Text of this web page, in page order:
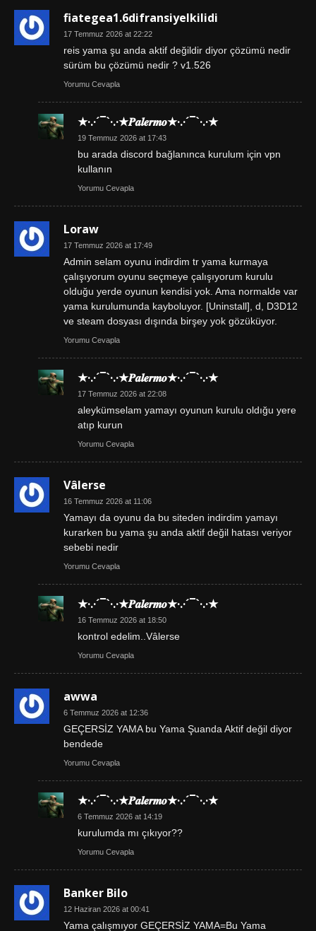
fiategea1.6difransiyelkilidi
17 Temmuz 2026 at 22:22
reis yama şu anda aktif değildir diyor çözümü nedir
sürüm bu çözümü nedir ? v1.526
Yorumu Cevapla
★·.·´¯`·.·★𝑷𝒂𝒍𝒆𝒓𝒎𝒐★·.·´¯`·.·★
19 Temmuz 2026 at 17:43
bu arada discord bağlanınca kurulum için vpn
kullanın
Yorumu Cevapla
Loraw
17 Temmuz 2026 at 17:49
Admin selam oyunu indirdim tr yama kurmaya
çalışıyorum oyunu seçmeye çalışıyorum kurulu
olduğu yerde oyunun kendisi yok. Ama normalde var
yama kurulumunda kayboluyor. [Uninstall], d, D3D12
ve steam dosyası dışında birşey yok gözüküyor.
Yorumu Cevapla
★·.·´¯`·.·★𝑷𝒂𝒍𝒆𝒓𝒎𝒐★·.·´¯`·.·★
17 Temmuz 2026 at 22:08
aleykümselam yamayı oyunun kurulu oldığu yere
atıp kurun
Yorumu Cevapla
Vâlerse
16 Temmuz 2026 at 11:06
Yamayı da oyunu da bu siteden indirdim yamayı
kurarken bu yama şu anda aktif değil hatası veriyor
sebebi nedir
Yorumu Cevapla
★·.·´¯`·.·★𝑷𝒂𝒍𝒆𝒓𝒎𝒐★·.·´¯`·.·★
16 Temmuz 2026 at 18:50
kontrol edelim..Vâlerse
Yorumu Cevapla
awwa
6 Temmuz 2026 at 12:36
GEÇERSİZ YAMA bu Yama Şuanda Aktif değil diyor
bendede
Yorumu Cevapla
★·.·´¯`·.·★𝑷𝒂𝒍𝒆𝒓𝒎𝒐★·.·´¯`·.·★
6 Temmuz 2026 at 14:19
kurulumda mı çıkıyor??
Yorumu Cevapla
Banker Bilo
12 Haziran 2026 at 00:41
Yama çalışmıyor GEÇERSİZ YAMA=Bu Yama